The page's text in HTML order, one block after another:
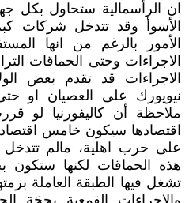
ان الرأسمالية ستحاول بكل
الأسوأ وقد تتدخل شركات
الأمور بالرغم من انها
الاجراءات وحتى الحماقات
الاجراءات قد تقدم بعض
نيويورك على العصيان او حتى
ملاحظة أن كاليفورنيا لو
اقتصادها سيكون خامس اقتصاد
على حرب اهلية، مالم
هذه الحماقات لكنها ستكون
تشغل فيها الطبقة العاملة